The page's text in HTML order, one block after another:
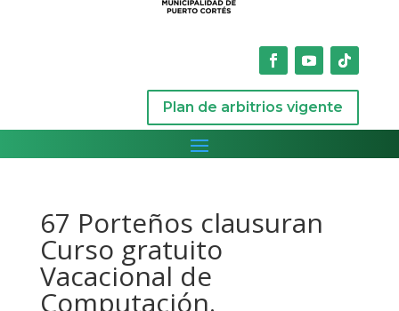
Plan de arbitrios vigente
67 Porteños clausuran
Curso gratuito
Vacacional de
Computación.